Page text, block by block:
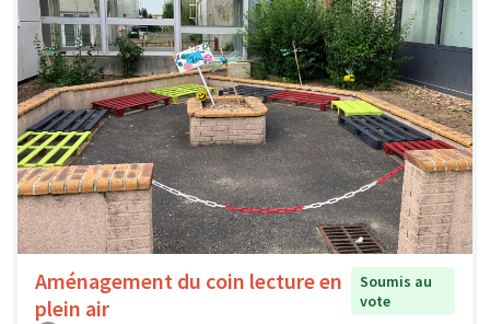
Aménagement du coin lecture en
plein air
Soumis au
vote